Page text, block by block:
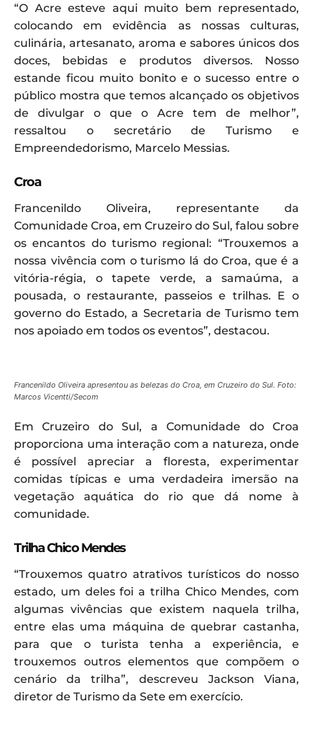
“O Acre esteve aqui muito bem representado,
colocando em evidência as nossas culturas,
culinária, artesanato, aroma e sabores únicos dos
doces, bebidas e produtos diversos. Nosso
estande ficou muito bonito e o sucesso entre o
público mostra que temos alcançado os objetivos
de divulgar o que o Acre tem de melhor”,
ressaltou o secretário de Turismo e
Empreendedorismo, Marcelo Messias.
Croa
Francenildo Oliveira, representante da
Comunidade Croa, em Cruzeiro do Sul, falou sobre
os encantos do turismo regional: “Trouxemos a
nossa vivência com o turismo lá do Croa, que é a
vitória-régia, o tapete verde, a samaúma, a
pousada, o restaurante, passeios e trilhas. E o
governo do Estado, a Secretaria de Turismo tem
nos apoiado em todos os eventos”, destacou.
Francenildo Oliveira apresentou as belezas do Croa, em Cruzeiro do Sul. Foto:
Marcos Vicentti/Secom
Em Cruzeiro do Sul, a Comunidade do Croa
proporciona uma interação com a natureza, onde
é possível apreciar a floresta, experimentar
comidas típicas e uma verdadeira imersão na
vegetação aquática do rio que dá nome à
comunidade.
Trilha Chico Mendes
“Trouxemos quatro atrativos turísticos do nosso
estado, um deles foi a trilha Chico Mendes, com
algumas vivências que existem naquela trilha,
entre elas uma máquina de quebrar castanha,
para que o turista tenha a experiência, e
trouxemos outros elementos que compõem o
cenário da trilha”, descreveu Jackson Viana,
diretor de Turismo da Sete em exercício.